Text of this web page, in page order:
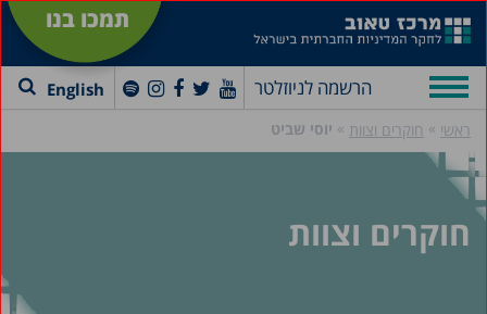
תמכו בנו
הרשמה לניוזלטר English
ראשי » חוקרים וצוות » יוסי שביט
חוקרים וצוות